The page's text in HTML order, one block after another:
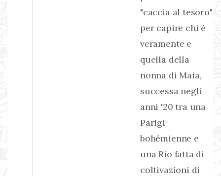
"caccia al tesoro"
per capire chi è
veramente e
quella della
nonna di Maia,
successa negli
anni '20 tra una
Parigi
bohémienne e
una Rio fatta di
coltivazioni di